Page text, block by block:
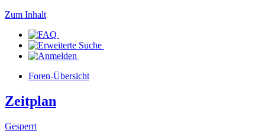
Zum Inhalt
Foren-Übersicht
Zeitplan
Gesperrt